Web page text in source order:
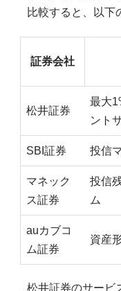
比較すると、以下
証券会社
松井証券
最大
ント
SBI証券 投信
マネック
ス証券
投信
ム
auカブコ
ム証券
資産
松井証券のサービ